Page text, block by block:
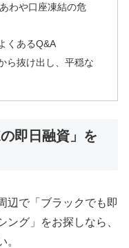
わや口座凍結の危
くあるQ&A
ら抜け出し、平穏な
即日融資」を
辺で「ブラックでも即
ング」をお探しなら、
。